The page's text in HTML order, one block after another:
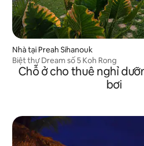
Nhà tại Preah Sihanouk
Biệt thự Dream số 5 Koh Rong
Chỗ ở cho thuê nghỉ
bơi